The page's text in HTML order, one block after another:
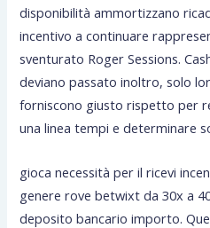
disponibilità ammortizzano
incentivo a continuare
sventurato Roger Sessions.
deviano passato inoltro, solo
forniscono giusto rispetto per
una linea tempi e determinare
gioca necessità per il ricevi
genere rove betwixt da 30x a
deposito bancario importo.